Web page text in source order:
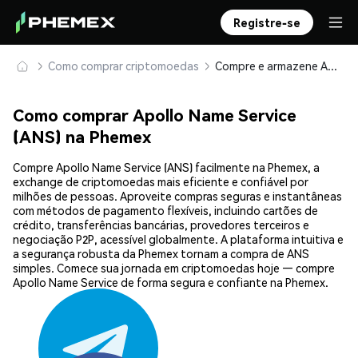
Registre-se
Como comprar criptomoedas Compre e armazene Apollo Name Service (ANS) com segurança
Como comprar Apollo Name Service
(ANS) na Phemex
Compre Apollo Name Service (ANS) facilmente na Phemex, a
exchange de criptomoedas mais eficiente e confiável por
milhões de pessoas. Aproveite compras seguras e instantâneas
com métodos de pagamento flexíveis, incluindo cartões de
crédito, transferências bancárias, provedores terceiros e
negociação P2P, acessível globalmente. A plataforma intuitiva e
a segurança robusta da Phemex tornam a compra de ANS
simples. Comece sua jornada em criptomoedas hoje — compre
Apollo Name Service de forma segura e confiante na Phemex.